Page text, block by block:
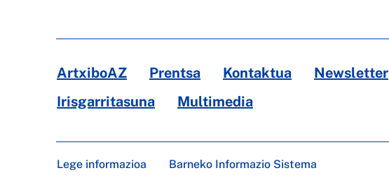
ArtxiboAZ Prentsa Kontaktua Newsletter
Irisgarritasuna
Multimedia
Lege informazioa Barneko Informazio Sistema